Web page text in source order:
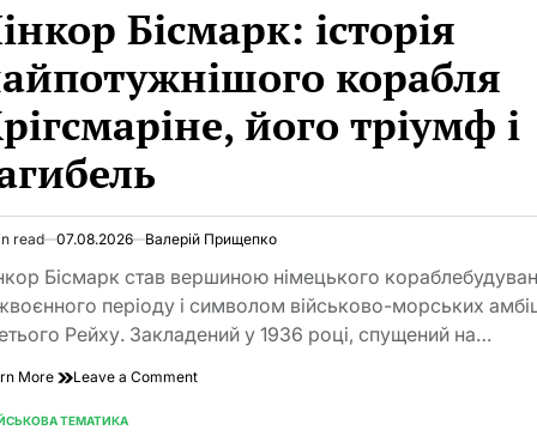
історія
кохання,
очікування
та
що
Бісмарк: історія
корабля
його тріумф і
read 07.08.2026 Валерій Прищепко
Бісмарк став вершиною німецького
періоду і символом військово-морських
Рейху. Закладений у 1936 році, спущений на…
More Leave a Commenton
ТЕМАТИКА